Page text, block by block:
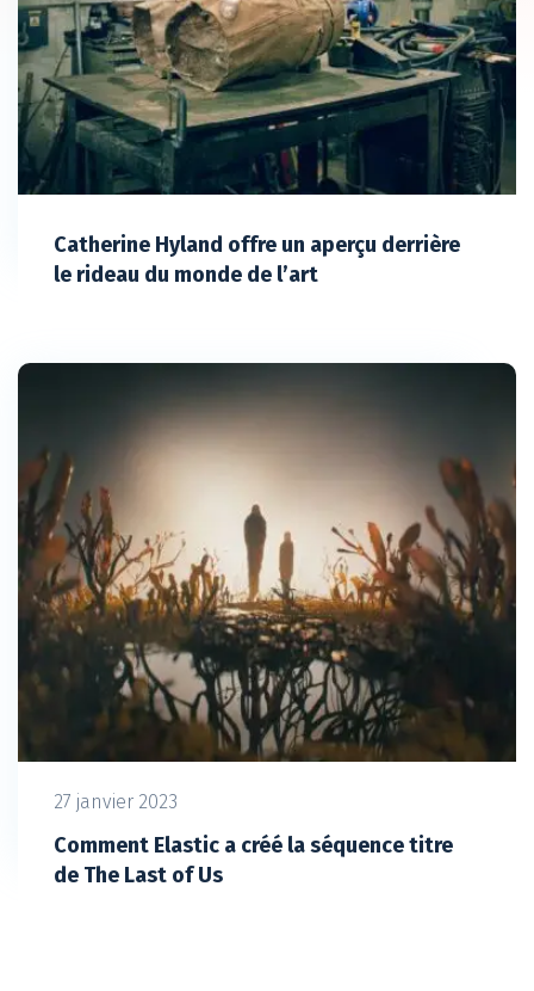
Catherine Hyland offre un aperçu derrière
le rideau du monde de l’art
27 janvier 2023
Comment Elastic a créé la séquence titre
de The Last of Us